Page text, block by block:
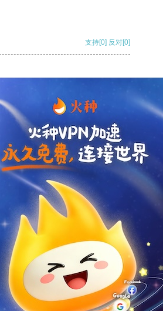
支持[0] 反对[0]
支持
支持[0] 反对[0]
支持[0] 反对[0]
旋风加速器